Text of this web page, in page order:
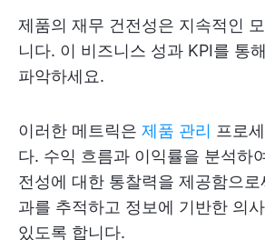
제품의 재무 건전성은 지속적인
니다. 이 비즈니스 성과 KPI를 통
파악하세요.
이러한 메트릭은 제품 관리 프로
다. 수익 흐름과 이익률을 분석하
전성에 대한 통찰력을 제공함으
과를 추적하고 정보에 기반한 의
있도록 합니다.